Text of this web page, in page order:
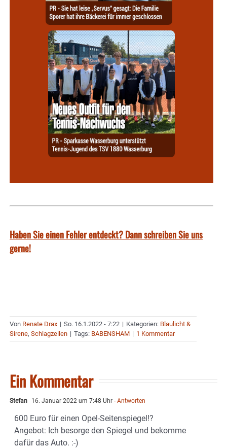
Haben Sie einen Fehler entdeckt? Dann schreiben Sie uns
gerne!
Von Renate Drax | So. 16.1.2022 - 7:22 | Kategorien: Blaulicht &
Sirene, Schlagzeilen | Tags: BABENSHAM | 1 Kommentar
Ein Kommentar
Stefan 16. Januar 2022 um 7:48 Uhr - Antworten
600 Euro für einen Opel-Seitenspiegel!?
Angebot: Ich besorge den Spiegel und bekomme
dafür das Auto. :-)